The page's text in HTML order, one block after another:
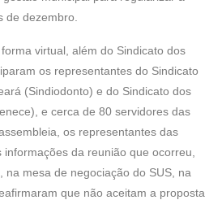
de dezembro.
virtual, além do Sindicato dos
os representantes do Sindicato
(Sindiodonto) e do Sindicato dos
e cerca de 80 servidores das
os representantes das
da reunião que ocorreu,
na mesa de negociação do SUS, na
que não aceitam a proposta